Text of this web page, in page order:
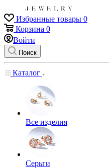
Избранные товары 0
Корзина 0
Войти
Поиск
Каталог
Все изделия
Серьги